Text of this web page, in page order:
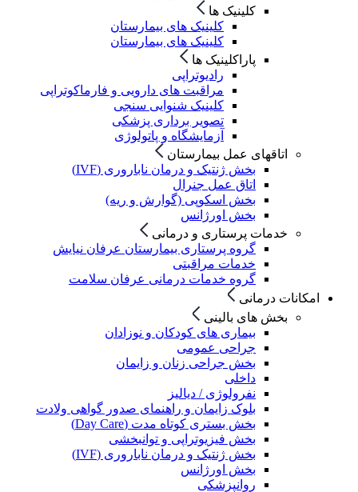
کلینیک ها
کلینیک های بیمارستان
کلینیک های بیمارستان
پاراکلینیک ها
رادیوتراپی
مراقبت های دارویی و فارماکوتراپی
کلینیک شنوایی سنجی
تصویر برداری پزشکی
آزمایشگاه و پاتولوژی
اتاقهای عمل بیمارستان
بخش ژنتیک و درمان ناباروری (IVF)
اتاق عمل جنرال
بخش اسکوپی (گوارش و ریه)
بخش اورژانس
خدمات پرستاری و درمانی
گروه پرستاری بیمارستان عرفان نیایش
خدمات مراقبتی
گروه خدمات درمانی عرفان سلامت
امکانات درمانی
بخش های بالینی
بیماری های کودکان و نوزادان
جراحی عمومی
بخش جراحی زنان و زایمان
داخلی
نفرولوژی / دیالیز
بلوک زایمان و راهنمای صدور گواهی ولادت
بخش بستری کوتاه مدت (Day Care)
بخش فیزیوتراپی و توانبخشی
بخش ژنتیک و درمان ناباروری (IVF)
بخش اورژانس
روانپزشکی